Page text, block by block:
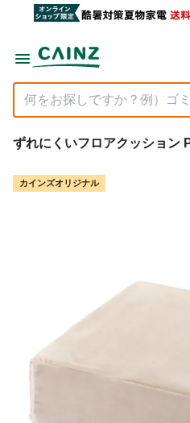
ずれにくいフロアクッション
カインズオリジナル